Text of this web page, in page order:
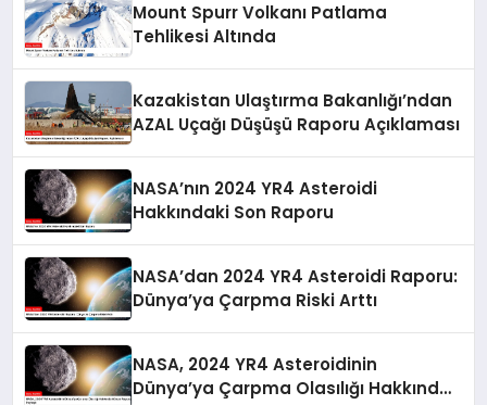
Mount Spurr Volkanı Patlama
Tehlikesi Altında
Kazakistan Ulaştırma Bakanlığı’ndan
AZAL Uçağı Düşüşü Raporu Açıklaması
NASA’nın 2024 YR4 Asteroidi
Hakkındaki Son Raporu
NASA’dan 2024 YR4 Asteroidi Raporu:
Dünya’ya Çarpma Riski Arttı
NASA, 2024 YR4 Asteroidinin
Dünya’ya Çarpma Olasılığı Hakkında